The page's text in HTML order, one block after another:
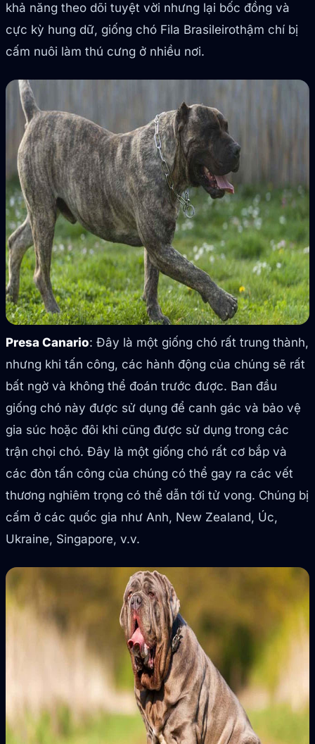
khả năng theo dõi tuyệt vời nhưng lại bốc đồng và
cực kỳ hung dữ, giống chó Fila Brasileirothậm chí bị
cấm nuôi làm thú cưng ở nhiều nơi.
Presa Canario: Đây là một giống chó rất trung thành,
nhưng khi tấn công, các hành động của chúng sẽ rất
bất ngờ và không thể đoán trước được. Ban đầu
giống chó này được sử dụng để canh gác và bảo vệ
gia súc hoặc đôi khi cũng được sử dụng trong các
trận chọi chó. Đây là một giống chó rất cơ bắp và
các đòn tấn công của chúng có thể gay ra các vết
thương nghiêm trọng có thể dẫn tới tử vong. Chúng bị
cấm ở các quốc gia như Anh, New Zealand, Úc,
Ukraine, Singapore, v.v.